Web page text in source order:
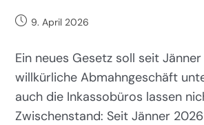
9. April 2026
Ein neues Gesetz soll seit
willkürliche Abmahngeschäft
auch die Inkassobüros lassen
Zwischenstand: Seit Jänner